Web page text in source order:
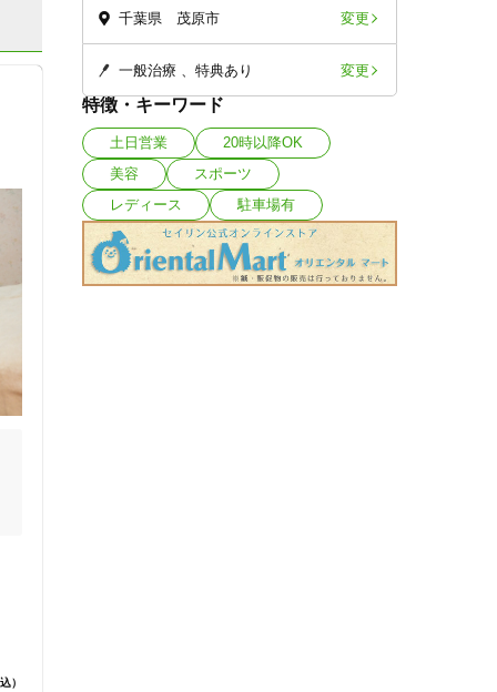
千葉県 茂原市 変更
一般治療 特典あり 変更
特徴・キーワード
土日営業
20時以降OK
美容
スポーツ
レディース
駐車場有
）